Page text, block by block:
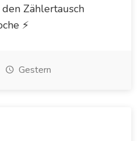
Zählertausch
⚡️
Gestern